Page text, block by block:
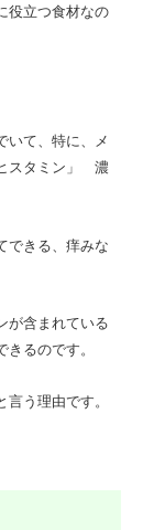
役立つ食材なの
いて、特に、メ
スタミン」 濃
できる、痒みな
が含まれている
るのです。
う理由です。